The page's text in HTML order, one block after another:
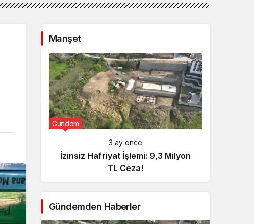
Manşet
Gündem
3 ay önce
İzinsiz Hafriyat İşlemi: 9,3 Milyon
TL Ceza!
Gündemden Haberler